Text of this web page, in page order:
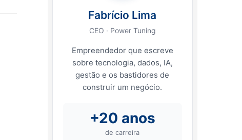
Fabrício Lima
CEO · Power Tuning
Empreendedor que escreve
sobre tecnologia, dados, IA,
gestão e os bastidores de
construir um negócio.
+20 anos
de carreira